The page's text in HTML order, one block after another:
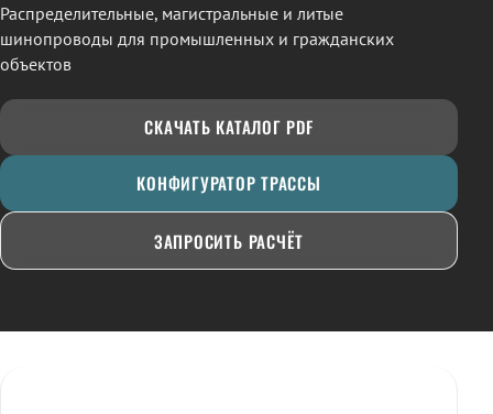
Распределительные, магистральные и литые
шинопроводы для промышленных и гражданских
объектов
СКАЧАТЬ КАТАЛОГ PDF
КОНФИГУРАТОР ТРАССЫ
ЗАПРОСИТЬ РАСЧЁТ